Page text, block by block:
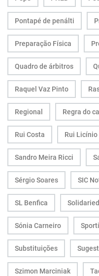
Pontapé de penálti
Preparação Física
Quadro de árbitros
Raquel Vaz Pinto
Regional Regra do
Rui Costa Rui Licínio
Sandro Meira Ricci
Sérgio Soares SIC
SL Benfica
Sónia Carneiro
Substituições
Szimon Marciniak